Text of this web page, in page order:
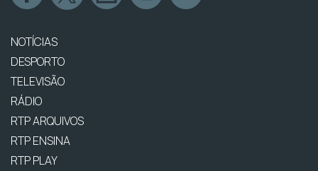
NOTÍCIAS
DESPORTO
TELEVISÃO
RÁDIO
RTP ARQUIVOS
RTP ENSINA
RTP PLAY